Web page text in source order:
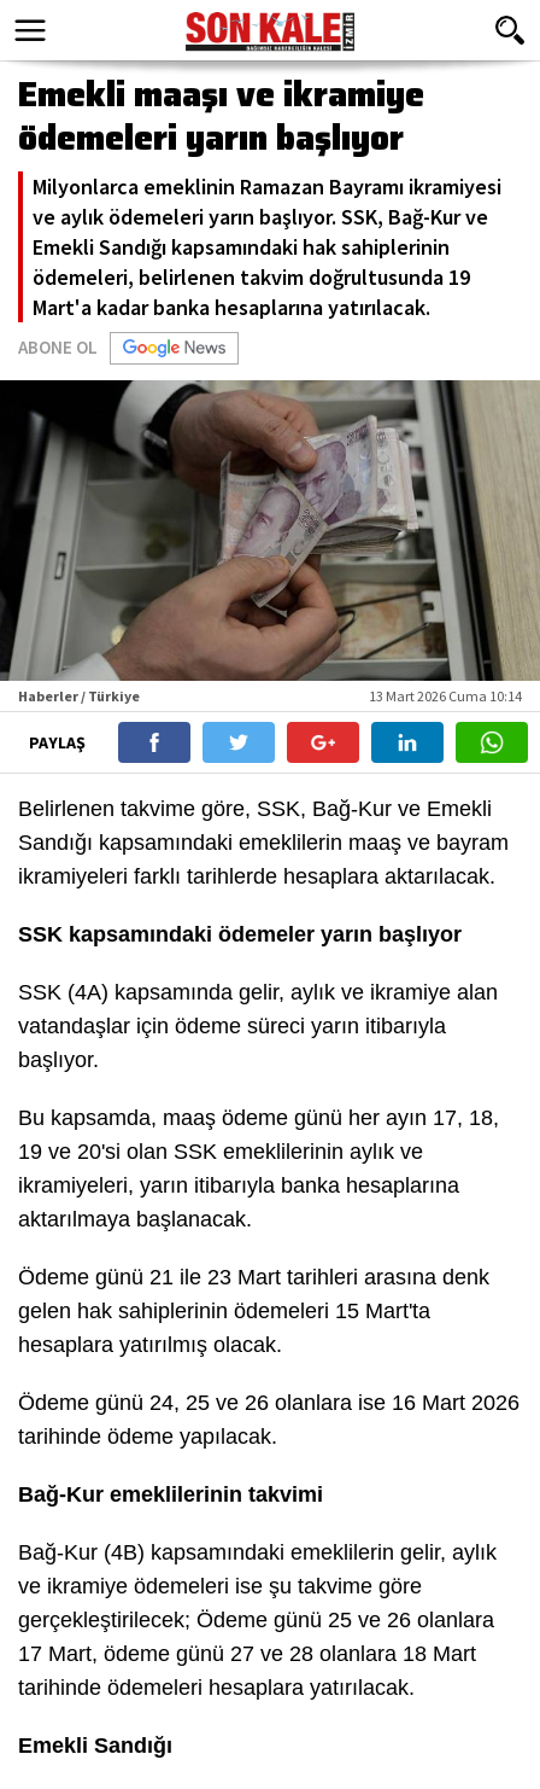
Emekli maaşı ve ikramiye
ödemeleri yarın başlıyor
Milyonlarca emeklinin Ramazan Bayramı ikramiyesi
ve aylık ödemeleri yarın başlıyor. SSK, Bağ-Kur ve
Emekli Sandığı kapsamındaki hak sahiplerinin
ödemeleri, belirlenen takvim doğrultusunda 19
Mart'a kadar banka hesaplarına yatırılacak.
ABONE OL
Haberler / Türkiye 13 Mart 2026 Cuma 10:14
PAYLAŞ
Belirlenen takvime göre, SSK, Bağ-Kur ve Emekli
Sandığı kapsamındaki emeklilerin maaş ve bayram
ikramiyeleri farklı tarihlerde hesaplara aktarılacak.
SSK kapsamındaki ödemeler yarın başlıyor
SSK (4A) kapsamında gelir, aylık ve ikramiye alan
vatandaşlar için ödeme süreci yarın itibarıyla
başlıyor.
Bu kapsamda, maaş ödeme günü her ayın 17, 18,
19 ve 20'si olan SSK emeklilerinin aylık ve
ikramiyeleri, yarın itibarıyla banka hesaplarına
aktarılmaya başlanacak.
Ödeme günü 21 ile 23 Mart tarihleri arasına denk
gelen hak sahiplerinin ödemeleri 15 Mart'ta
hesaplara yatırılmış olacak.
Ödeme günü 24, 25 ve 26 olanlara ise 16 Mart 2026
tarihinde ödeme yapılacak.
Bağ-Kur emeklilerinin takvimi
Bağ-Kur (4B) kapsamındaki emeklilerin gelir, aylık
ve ikramiye ödemeleri ise şu takvime göre
gerçekleştirilecek; Ödeme günü 25 ve 26 olanlara
17 Mart, ödeme günü 27 ve 28 olanlara 18 Mart
tarihinde ödemeleri hesaplara yatırılacak.
Emekli Sandığı